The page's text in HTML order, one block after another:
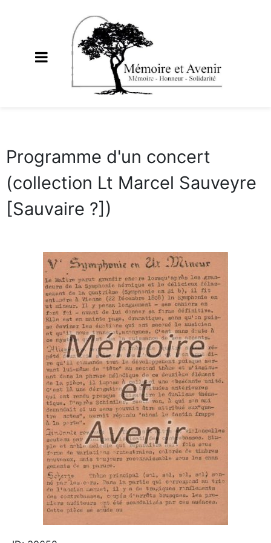
Programme d'un concert
(collection Lt Marcel Sauveyre
[Sauvaire ?])